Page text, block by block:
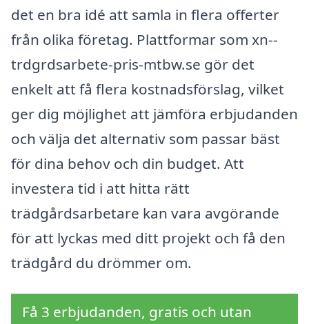
det en bra idé att samla in flera offerter
från olika företag. Plattformar som xn--
trdgrdsarbete-pris-mtbw.se gör det
enkelt att få flera kostnadsförslag, vilket
ger dig möjlighet att jämföra erbjudanden
och välja det alternativ som passar bäst
för dina behov och din budget. Att
investera tid i att hitta rätt
trädgårdsarbetare kan vara avgörande
för att lyckas med ditt projekt och få den
trädgård du drömmer om.
Få 3 erbjudanden, gratis och utan